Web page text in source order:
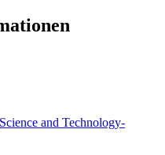
and Technology-